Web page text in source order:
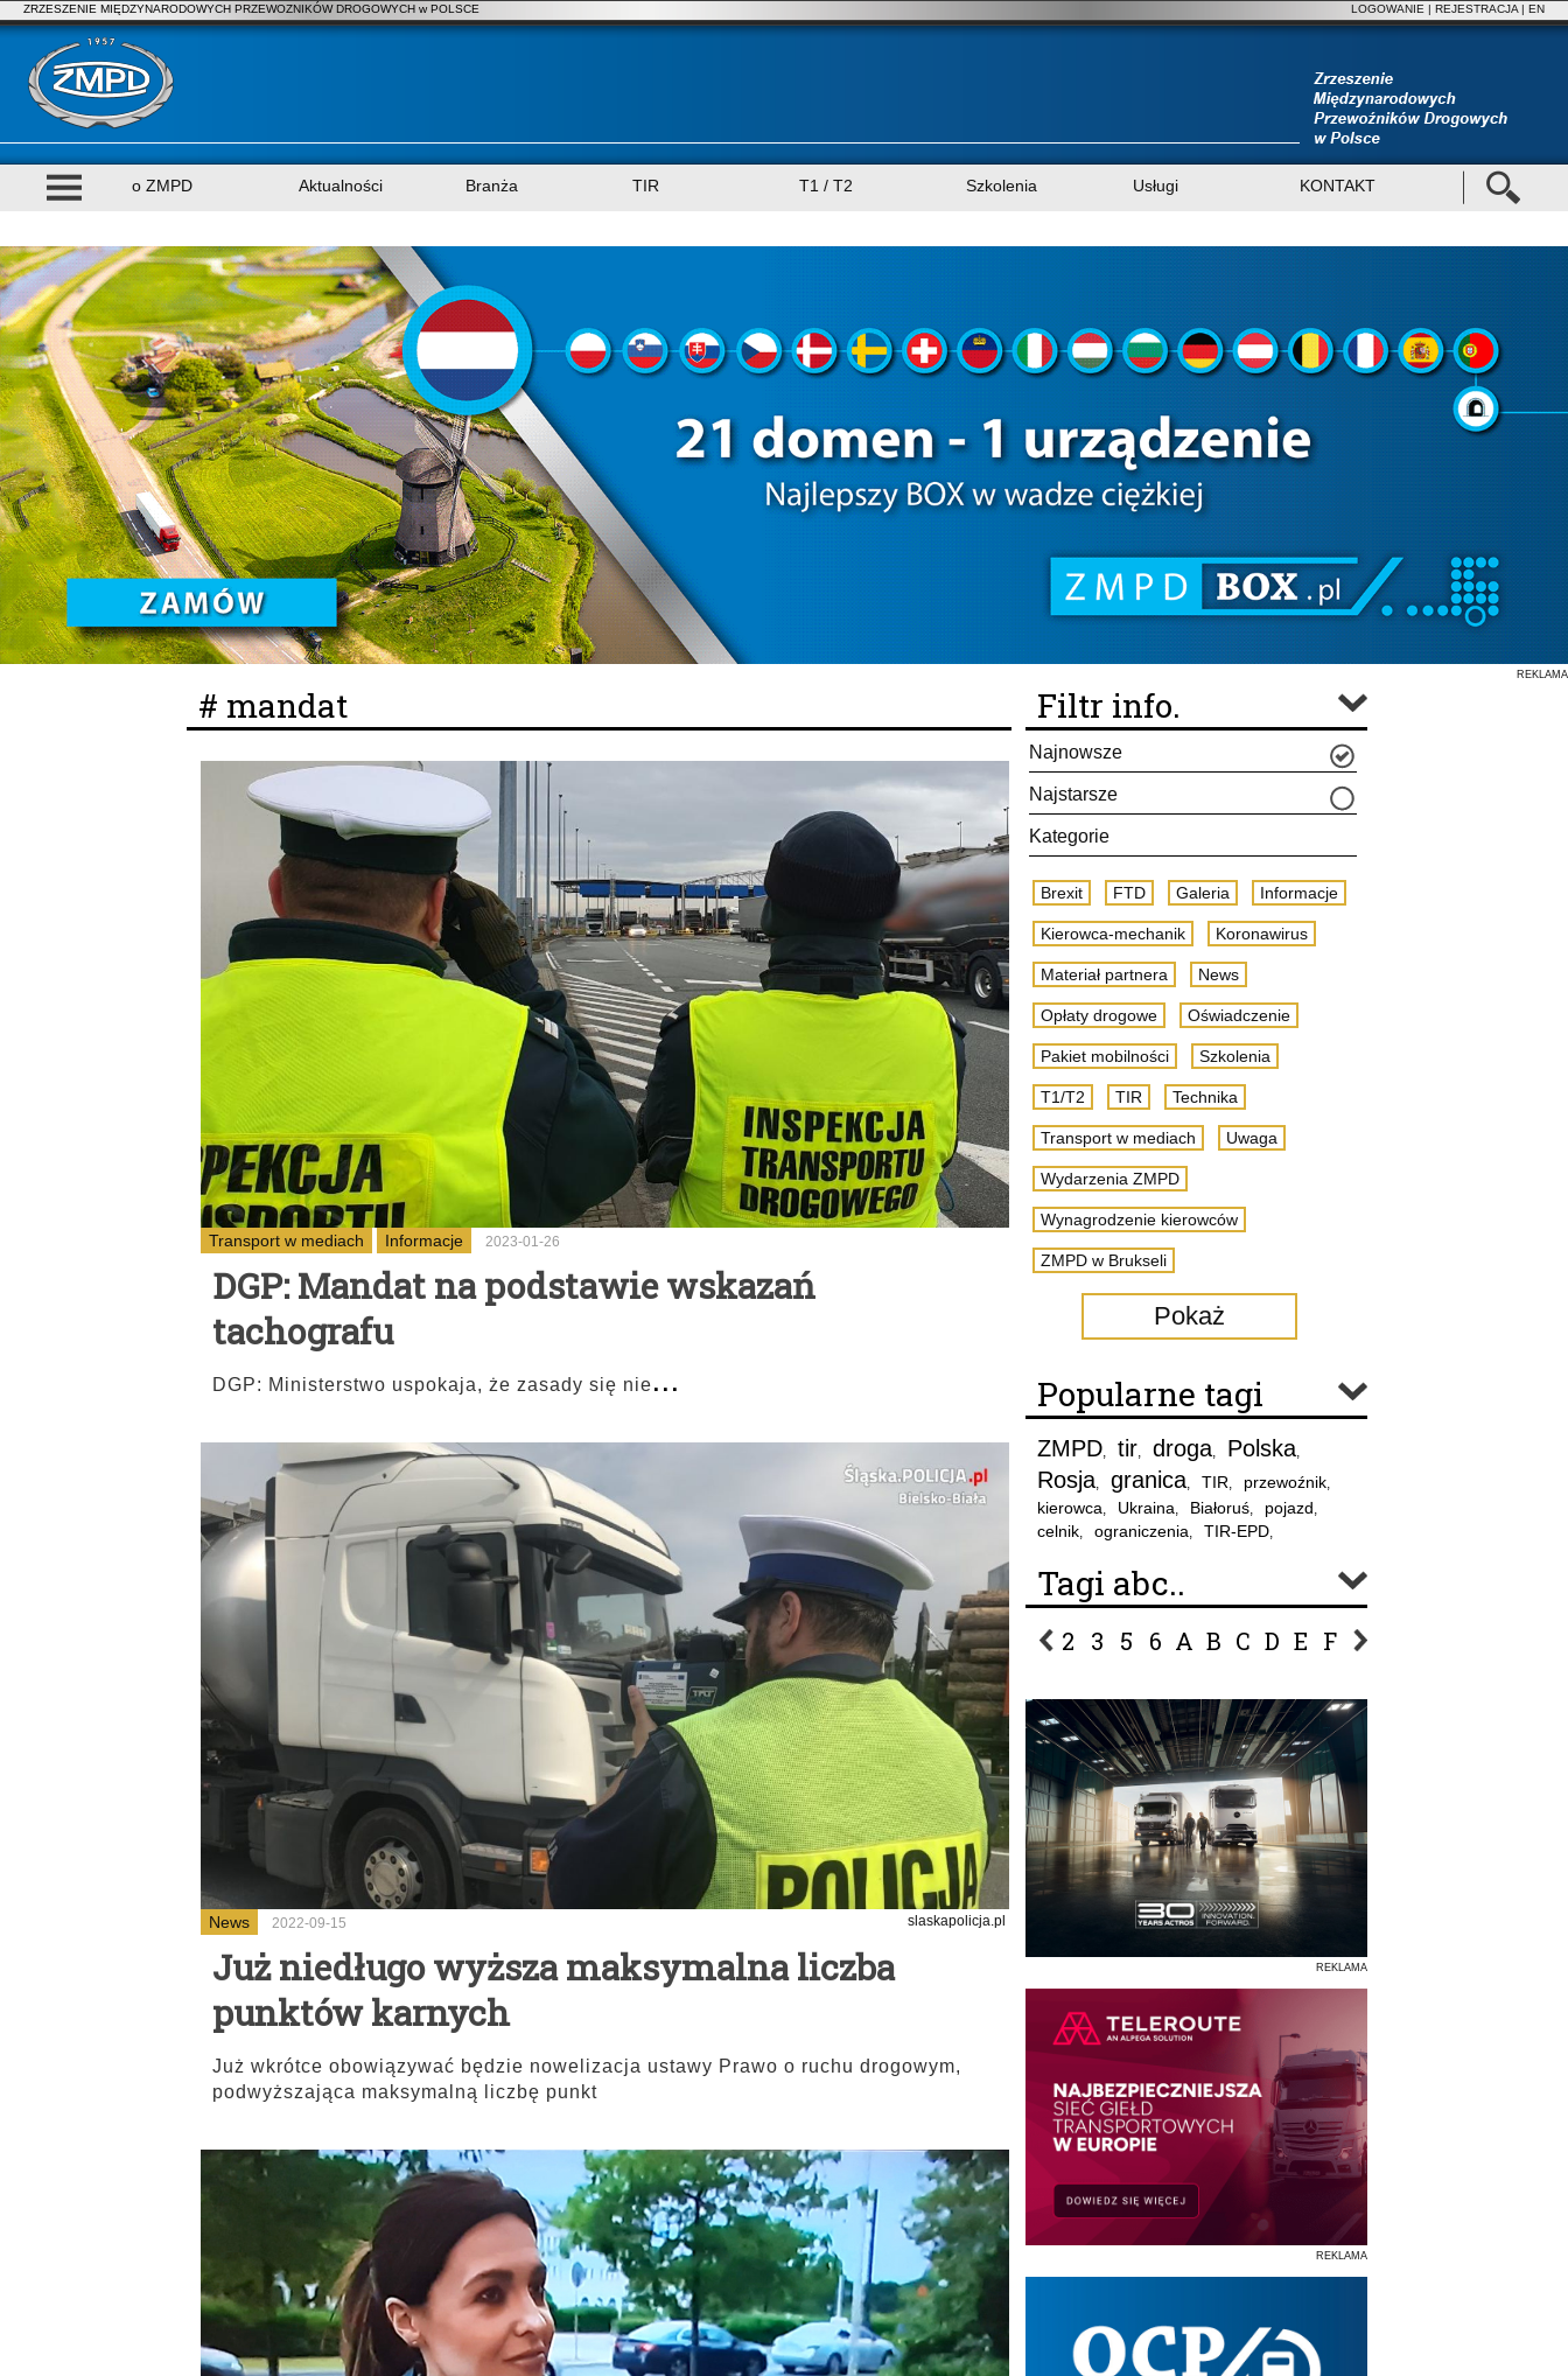
ZRZESZENIE MIĘDZYNARODOWYCH PRZEWOZNIKÓW DROGOWYCH w POLSCE LOGOWANIE | REJESTRACJA | EN
o ZMPD Aktualności Branża TIR T1 / T2 Szkolenia Usługi KONTAKT
REKLAMA
# mandat
Transport w mediach Informacje 2023-01-26
DGP: Mandat na podstawie wskazań
tachografu
DGP: Ministerstwo uspokaja, że zasady się nie...
News 2022-09-15 slaskapolicja.pl
Już niedługo wyższa maksymalna liczba
punktów karnych
Już wkrótce obowiązywać będzie nowelizacja ustawy Prawo o ruchu drogowym,
podwyższająca maksymalną liczbę punkt
Filtr info.
Najnowsze
Najstarsze
Kategorie
Brexit FTD Galeria Informacje
Kierowca-mechanik Koronawirus
Materiał partnera News
Opłaty drogowe Oświadczenie
Pakiet mobilności Szkolenia
T1/T2 TIR Technika
Transport w mediach Uwaga
Wydarzenia ZMPD
Wynagrodzenie kierowców
ZMPD w Brukseli
Pokaż
Popularne tagi
ZMPD, tir, droga, Polska,
Rosja, granica, TIR, przewoźnik,
kierowca, Ukraina, Białoruś, pojazd,
celnik, ograniczenia, TIR-EPD,
Tagi abc..
2 3 5 6 A B C D E F G
REKLAMA
REKLAMA